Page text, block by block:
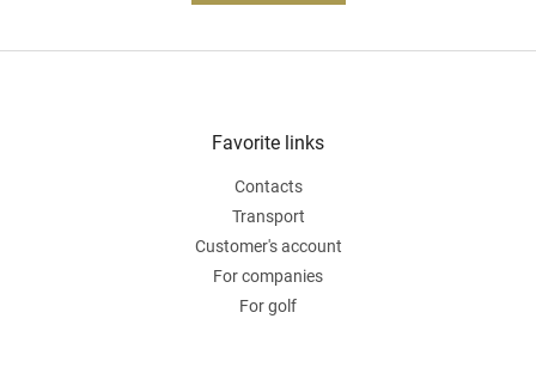
Favorite links
Contacts
Transport
Customer's account
For companies
For golf